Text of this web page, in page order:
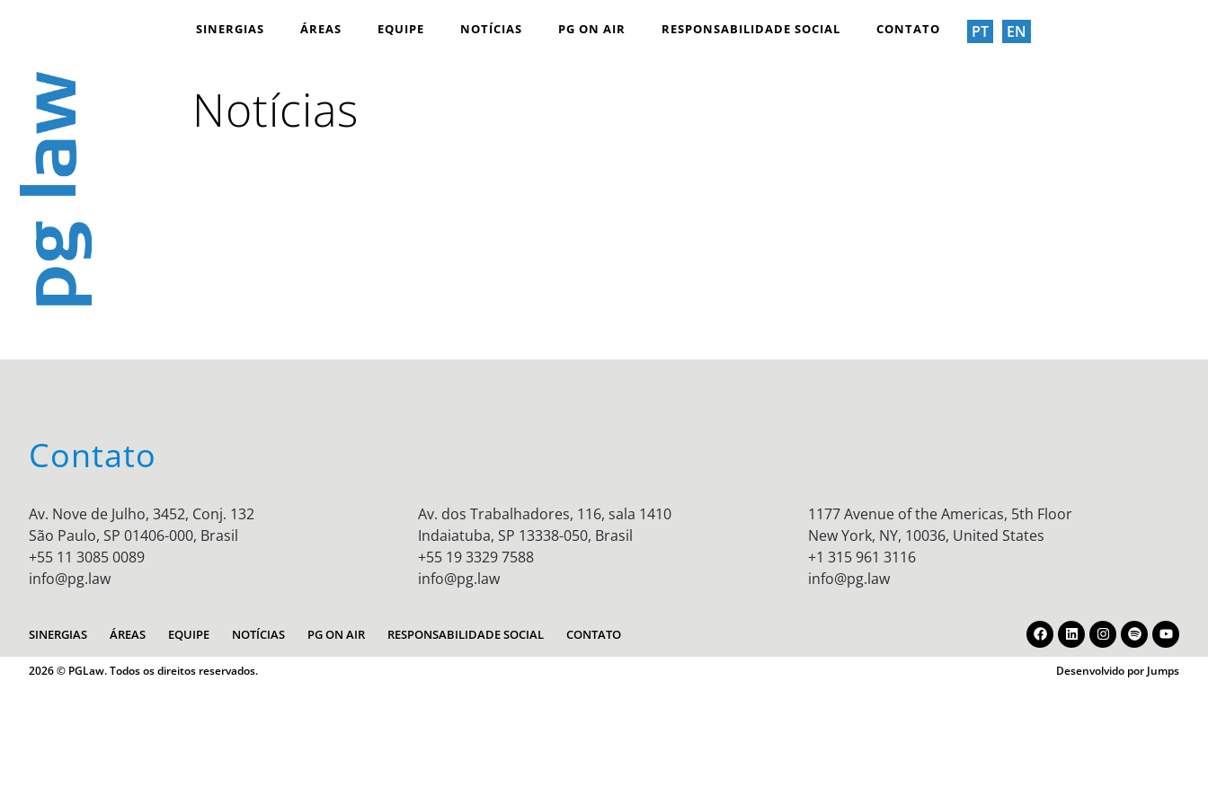
SINERGIAS ÁREAS EQUIPE NOTÍCIAS PG ON AIR RESPONSABILIDADE SOCIAL CONTATO PT EN
Notícias
Contato
Av. Nove de Julho, 3452, Conj. 132
São Paulo, SP 01406-000, Brasil
+55 11 3085 0089
info@pg.law
Av. dos Trabalhadores, 116, sala 1410
Indaiatuba, SP 13338-050, Brasil
+55 19 3329 7588
info@pg.law
1177 Avenue of the Americas, 5th Floor
New York, NY, 10036, United States
+1 315 961 3116
info@pg.law
SINERGIAS ÁREAS EQUIPE NOTÍCIAS PG ON AIR RESPONSABILIDADE SOCIAL CONTATO
2026 © PGLaw. Todos os direitos reservados. Desenvolvido por Jumps